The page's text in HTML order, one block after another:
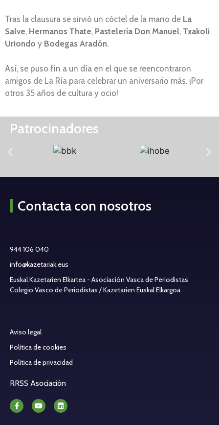
Tras la clausura se sirvió un cóctel de la mano de La
Salve, Hermanos Thate, Pastelería Don Manuel, Txakoli
Uriondo y Bodegas Aradón.
Así, se puso fin a un día en el que se reencontraron
amigos de La Ría para celebrar un aniversario más. ¡Por
otros 35 años de cultura y ocio!
Patrocinadores
Contacta con nosotros
944 106 040
info@kazetariak.eus
Euskal Kazetarien Elkartea - Asociación Vasca de Periodistas
Colegio Vasco de Periodistas / Kazetarien Euskal Elkargoa
Aviso legal
Política de cookies
Política de privacidad
RRSS Asociación